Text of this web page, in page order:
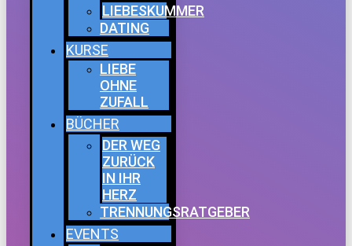
LIEBESKUMMER
DATING
KURSE
LIEBE
OHNE
ZUFALL
BÜCHER
DER WEG
ZURÜCK
IN IHR
HERZ
TRENNUNGSRATGEBER
EVENTS